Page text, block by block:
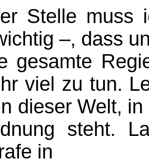
Stelle muss
–, dass
gesamte
viel zu tun.
dieser Welt,
steht.
in